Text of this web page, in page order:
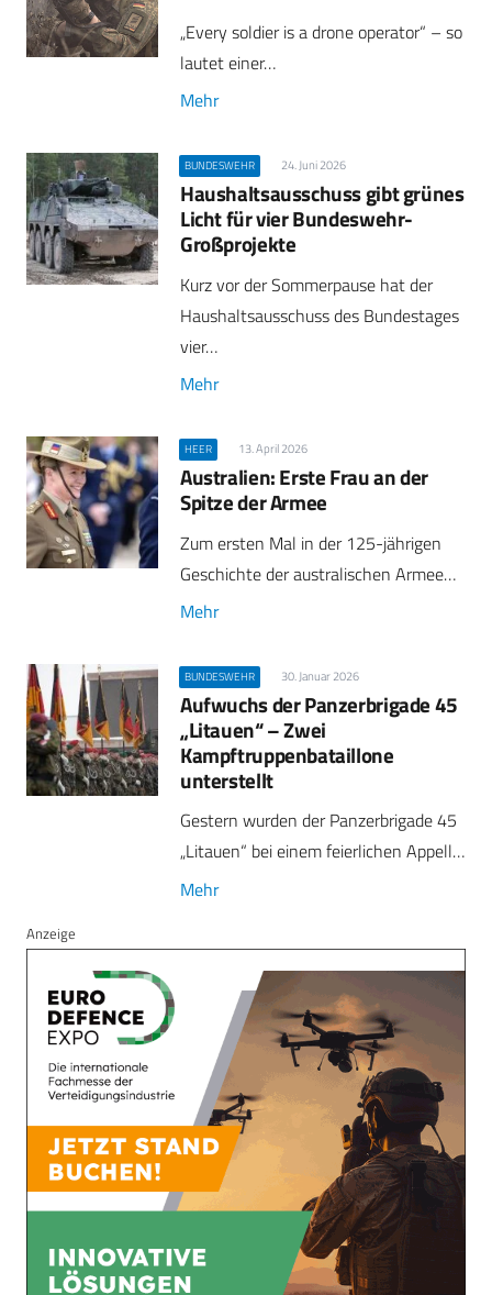
„Every soldier is a drone operator“ – so
lautet einer…
Mehr
BUNDESWEHR 24. Juni 2026
Haushaltsausschuss gibt grünes
Licht für vier Bundeswehr-
Großprojekte
Kurz vor der Sommerpause hat der
Haushaltsausschuss des Bundestages
vier…
Mehr
HEER 13. April 2026
Australien: Erste Frau an der
Spitze der Armee
Zum ersten Mal in der 125-jährigen
Geschichte der australischen Armee…
Mehr
BUNDESWEHR 30. Januar 2026
Aufwuchs der Panzerbrigade 45
„Litauen“ – Zwei
Kampftruppenbataillone
unterstellt
Gestern wurden der Panzerbrigade 45
„Litauen“ bei einem feierlichen Appell…
Mehr
Anzeige